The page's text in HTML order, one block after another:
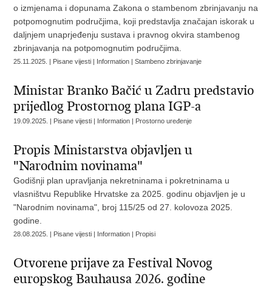
o izmjenama i dopunama Zakona o stambenom zbrinjavanju na
potpomognutim područjima, koji predstavlja značajan iskorak u
daljnjem unaprjeđenju sustava i pravnog okvira stambenog
zbrinjavanja na potpomognutim područjima.
25.11.2025. | Pisane vijesti | Information | Stambeno zbrinjavanje
Ministar Branko Bačić u Zadru predstavio
prijedlog Prostornog plana IGP-a
19.09.2025. | Pisane vijesti | Information | Prostorno uređenje
Propis Ministarstva objavljen u
"Narodnim novinama"
Godišnji plan upravljanja nekretninama i pokretninama u
vlasništvu Republike Hrvatske za 2025. godinu objavljen je u
"Narodnim novinama", broj 115/25 od 27. kolovoza 2025.
godine.
28.08.2025. | Pisane vijesti | Information | Propisi
Otvorene prijave za Festival Novog
europskog Bauhausa 2026. godine